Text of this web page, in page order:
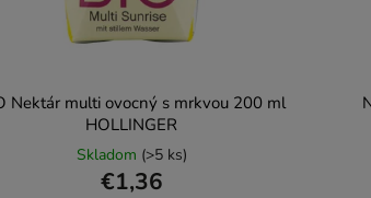
Nektár multi ovocný s mrkvou 200 ml
HOLLINGER
Skladom (>5 ks)
€1,36